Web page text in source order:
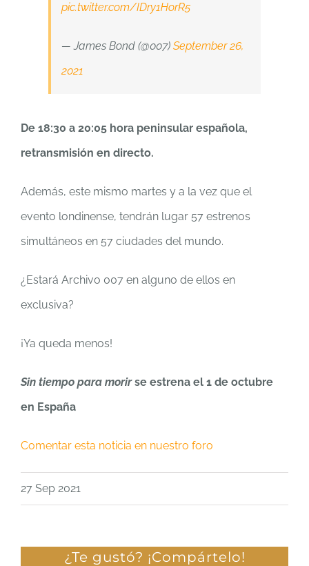
pic.twitter.com/IDry1HorR5
— James Bond (@007) September 26,
2021
De 18:30 a 20:05 hora peninsular española,
retransmisión en directo.
Además, este mismo martes y a la vez que el
evento londinense, tendrán lugar 57 estrenos
simultáneos en 57 ciudades del mundo.
¿Estará Archivo 007 en alguno de ellos en
exclusiva?
¡Ya queda menos!
Sin tiempo para morirse estrena el 1 de octubre
en España
Comentar esta noticia en nuestro foro
27 Sep 2021
¿Te gustó? ¡Compártelo!